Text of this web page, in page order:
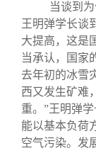
当谈到为
王明弹学长谈
大提高，这是
当承认，国家
去年初的冰雪
西又发生矿难
重。”王明弹
能以基本负荷
空气污染。发